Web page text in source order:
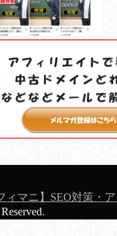
ィマニ】SEO対策・